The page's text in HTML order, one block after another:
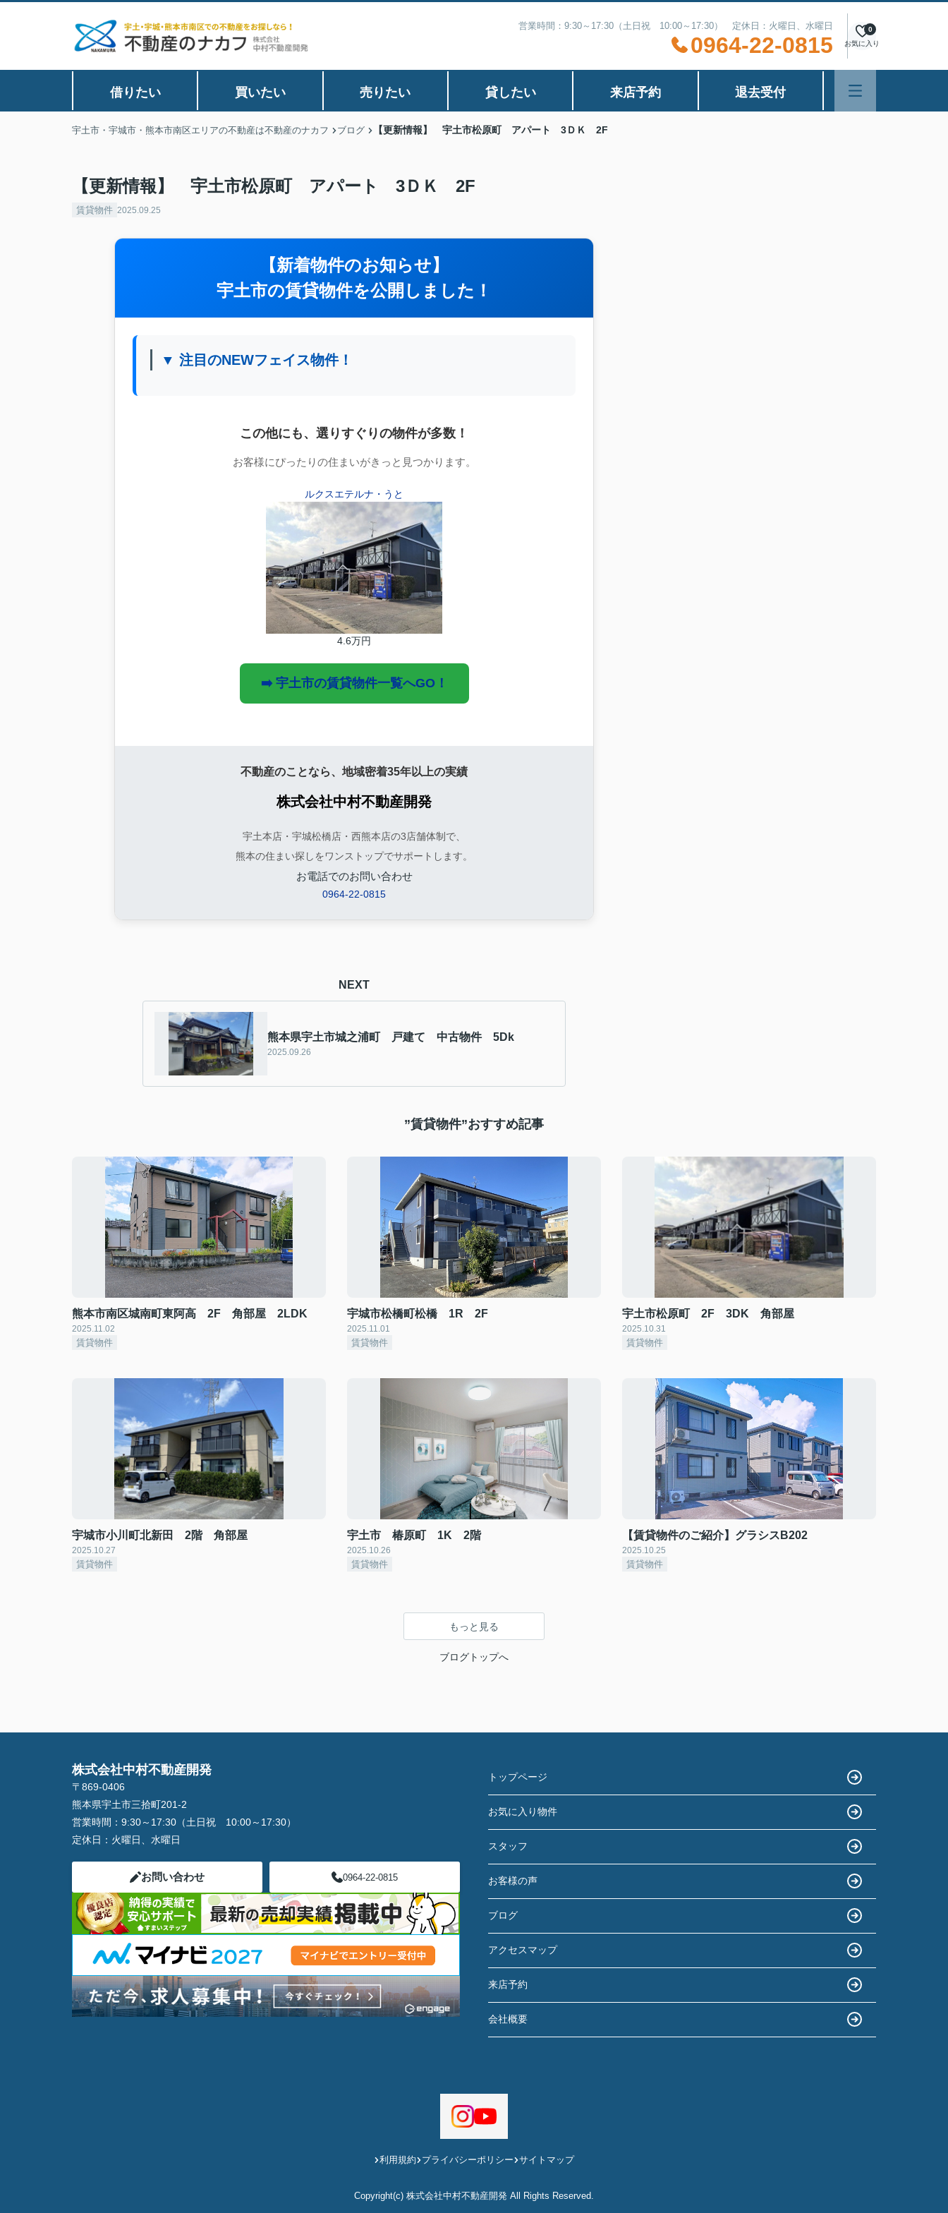
営業時間：9:30～17:30（土日祝 10:00～17:30） 定休日：火曜日、水曜日
0964-22-0815 お気に入り
0
借りたい 買いたい 売りたい 貸したい 来店予約 退去受付
宇土市・宇城市・熊本市南区エリアの不動産は不動産のナカフ ブログ 【更新情報】 宇土市松原町 アパート 3ＤＫ 2F
【更新情報】 宇土市松原町 アパート 3ＤＫ 2F
賃貸物件 2025.09.25
【新着物件のお知らせ】
宇土市の賃貸物件を公開しました！
▼ 注目のNEWフェイス物件！
この他にも、選りすぐりの物件が多数！
お客様にぴったりの住まいがきっと見つかります。
ルクスエテルナ・うと
4.6万円
➡️ 宇土市の賃貸物件一覧へGO！
不動産のことなら、地域密着35年以上の実績
株式会社中村不動産開発
宇土本店・宇城松橋店・西熊本店の3店舗体制で、
熊本の住まい探しをワンストップでサポートします。
お電話でのお問い合わせ
0964-22-0815
NEXT
熊本県宇土市城之浦町 戸建て 中古物件 5Dk
2025.09.26
”賃貸物件”おすすめ記事
熊本市南区城南町東阿高 2F 角部屋 2LDK
2025.11.02
賃貸物件
宇城市松橋町松橋 1R 2F
2025.11.01
賃貸物件
宇土市松原町 2F 3DK 角部屋
2025.10.31
賃貸物件
宇城市小川町北新田 2階 角部屋
2025.10.27
賃貸物件
宇土市 椿原町 1K 2階
2025.10.26
賃貸物件
【賃貸物件のご紹介】グラシスB202
2025.10.25
賃貸物件
もっと見る
ブログトップへ
株式会社中村不動産開発
〒869-0406
熊本県宇土市三拾町201-2
営業時間： 9:30～17:30（土日祝 10:00～17:30）
定休日： 火曜日、水曜日
お問い合わせ 0964-22-0815
トップページ
お気に入り物件
スタッフ
お客様の声
ブログ
アクセスマップ
来店予約
会社概要
利用規約 プライバシーポリシー サイトマップ
Copyright(c) 株式会社中村不動産開発 All Rights Reserved.